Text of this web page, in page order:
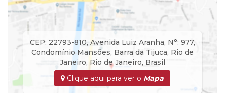
CEP: 22793-810, Avenida Luiz Aranha, N°: 977,
Condomínio Mansões, Barra da Tijuca, Rio de
Janeiro, Rio de Janeiro, Brasil
Clique aqui para ver o Mapa